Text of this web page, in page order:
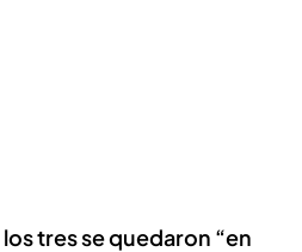
los tres se quedaron “en